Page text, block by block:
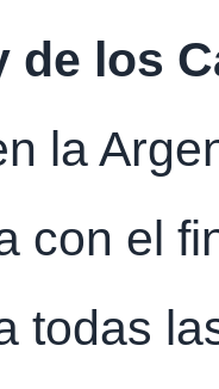
de los
la
con el
todas